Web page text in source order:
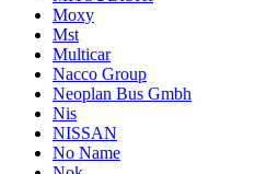
Moxy
Mst
Multicar
Nacco Group
Neoplan Bus Gmbh
Nis
NISSAN
No Name